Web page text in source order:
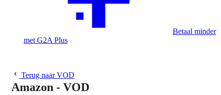
Betaal minder
met G2A Plus
Terug naar VOD
Amazon - VOD